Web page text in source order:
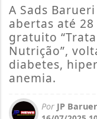
A Sads
abertas até
gratuito
Nutrição”,
diabetes,
anemia.
Por JP